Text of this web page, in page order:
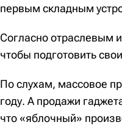
первым складным
Согласно отраслевым
чтобы подготовить
По слухам, массовое
году. А продажи
что «яблочный»